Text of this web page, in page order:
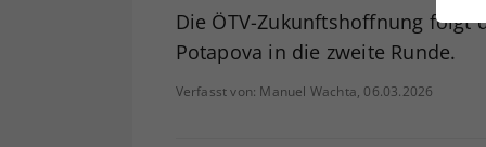
Die ÖTV-Zukunftshoffnung folgt
Potapova in die zweite Runde.
Verfasst von: Manuel Wachta, 06.03.2026